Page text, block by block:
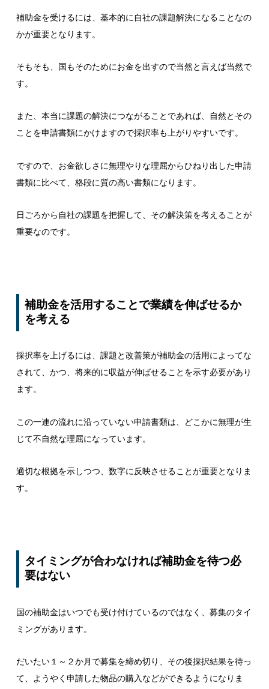
補助金を受けるには、基本的に自社の課題解決になることなの
かが重要となります。
そもそも、国もそのためにお金を出すので当然と言えば当然で
す。
また、本当に課題の解決につながることであれば、自然とその
ことを申請書類にかけますので採択率も上がりやすいです。
ですので、お金欲しさに無理やりな理屈からひねり出した申請
書類に比べて、格段に質の高い書類になります。
日ごろから自社の課題を把握して、その解決策を考えることが
重要なのです。
補助金を活用することで業績を伸ばせるか
を考える
採択率を上げるには、課題と改善策が補助金の活用によってな
されて、かつ、将来的に収益が伸ばせることを示す必要があり
ます。
この一連の流れに沿っていない申請書類は、どこかに無理が生
じて不自然な理屈になっています。
適切な根拠を示しつつ、数字に反映させることが重要となりま
す。
タイミングが合わなければ補助金を待つ必
要はない
国の補助金はいつでも受け付けているのではなく、募集のタイ
ミングがあります。
だいたい１～２か月で募集を締め切り、その後採択結果を待っ
て、ようやく申請した物品の購入などができるようになりま